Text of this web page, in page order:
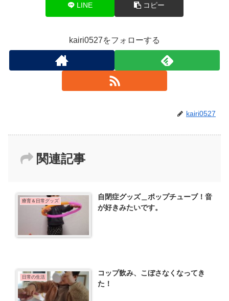
LINE コピー
kairi0527をフォローする
kairi0527
関連記事
療育＆日常グッズ
自閉症グッズ＿ポップチューブ！音
が好きみたいです。
日常の生活
コップ飲み、こぼさなくなってき
た！